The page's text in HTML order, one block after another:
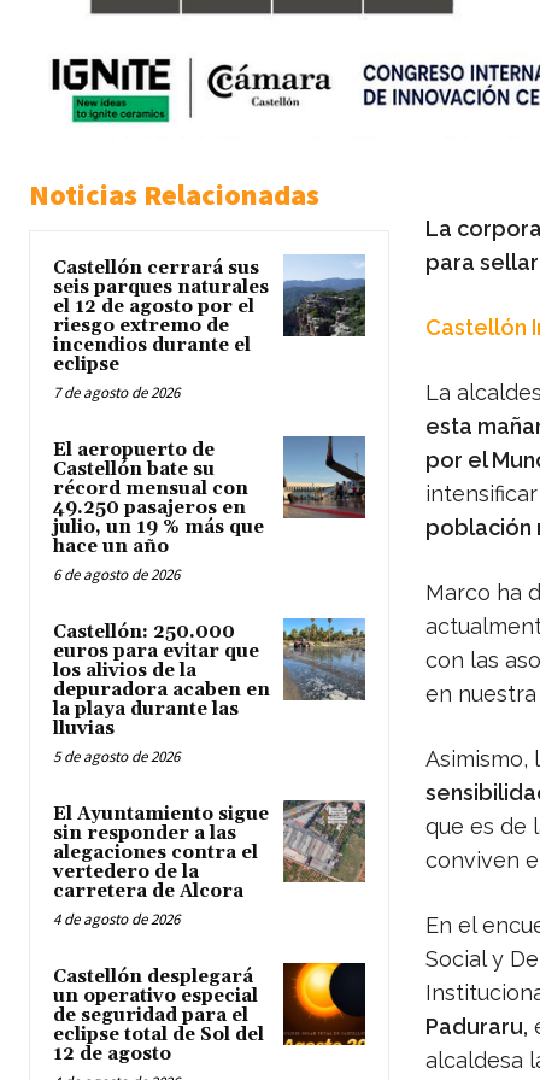
Noticias Relacionadas
Castellón cerrará sus
seis parques naturales
el 12 de agosto por el
riesgo extremo de
incendios durante el
eclipse
7 de agosto de 2026
El aeropuerto de
Castellón bate su
récord mensual con
49.250 pasajeros en
julio, un 19 % más que
hace un año
6 de agosto de 2026
Castellón: 250.000
euros para evitar que
los alivios de la
depuradora acaben en
la playa durante las
lluvias
5 de agosto de 2026
El Ayuntamiento sigue
sin responder a las
alegaciones contra el
vertedero de la
carretera de Alcora
4 de agosto de 2026
Castellón desplegará
un operativo especial
de seguridad para el
eclipse total de Sol del
12 de agosto
La
para
Castellón
La
esta
por el
población
Marco ha
con las
en nuestra
Asimismo,
que es de
conviven
En el
Social y
Paduraru,
alcaldesa